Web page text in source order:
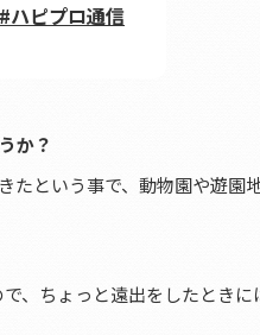
#ハピプロ通信
か？
たという事で、動物園や遊園
、ちょっと遠出をしたとき